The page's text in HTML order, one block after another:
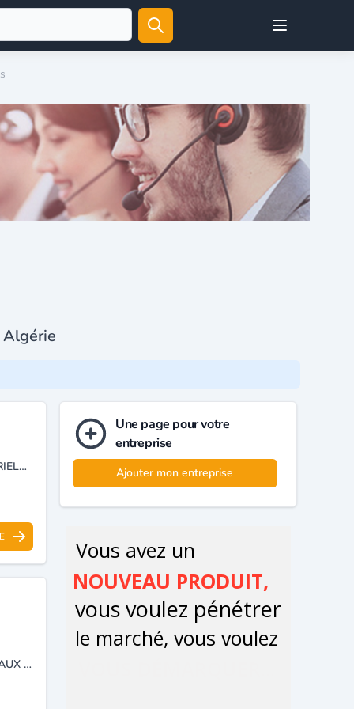
Open user menu
RÉALISATION DES ÉTUDES ENVIRONNEMENTALES SÉCURITÉ INDUSTRIELLE.
PRESTATION DE SERVICES DANS LE CADRE DU BÂTIMENT, DES TRAVAUX PUBLICS, HYDRAULIQUES ET GÉOTECHNIQUES ET LABORATOIRES DE SOL.
Une page pour votre
entreprise
Ajouter mon entreprise